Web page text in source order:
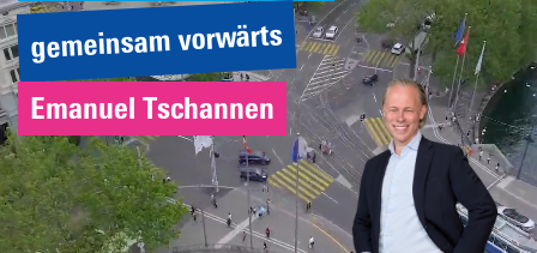
gemeinsam vorwärts
Emanuel Tschannen